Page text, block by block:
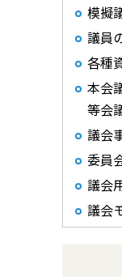
模擬
議員
各種
本会
等会
議会
委員
議会
議会